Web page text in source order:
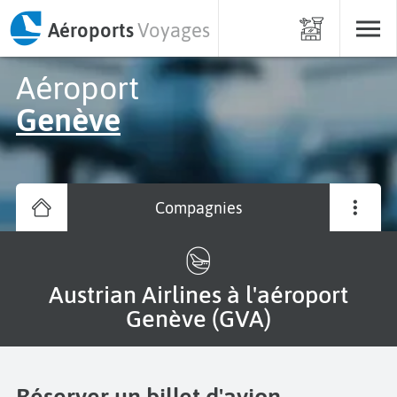
AéroportsVoyages
Aéroport
Genève
Compagnies
Austrian Airlines à l'aéroport
Genève (GVA)